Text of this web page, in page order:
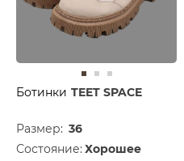
Ботинки TEET SPACE
Размер: 36
Состояние: Хорошее